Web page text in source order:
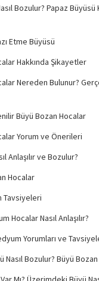
Bozulur? Papaz Büyüsü
Etme Büyüsü
Hakkında Şikayetler
Nereden Bulunur?
Büyü Bozan Hocalar
Yorum ve Önerileri
Anlaşılır ve Bozulur?
Hocalar
Tavsiyeleri
Hocalar Nasıl Anlaşılır?
Yorumları ve
Nasıl Bozulur? Büyü